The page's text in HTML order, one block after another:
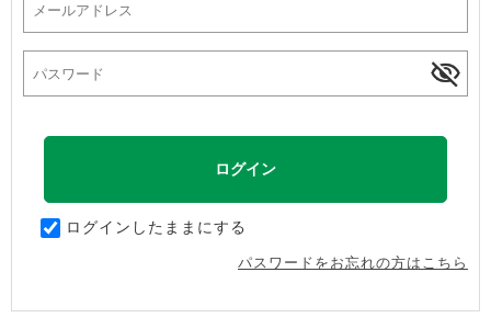
ログインしたままにする
パスワードをお忘れの方はこちら